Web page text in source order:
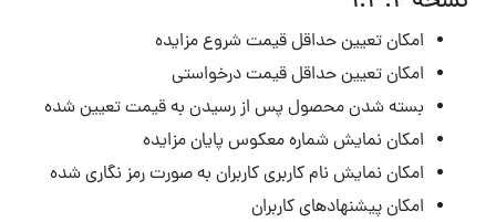
امکان تعیین حداقل قیمت شروع مزایده
امکان تعیین حداقل قیمت درخواستی
بسته شدن محصول پس از رسیدن به قیمت تعیین شده
امکان نمایش شماره معکوس پایان مزایده
امکان نمایش نام کاربری کاربران به صورت رمز نگاری شده
امکان پیشنهادهای کاربران